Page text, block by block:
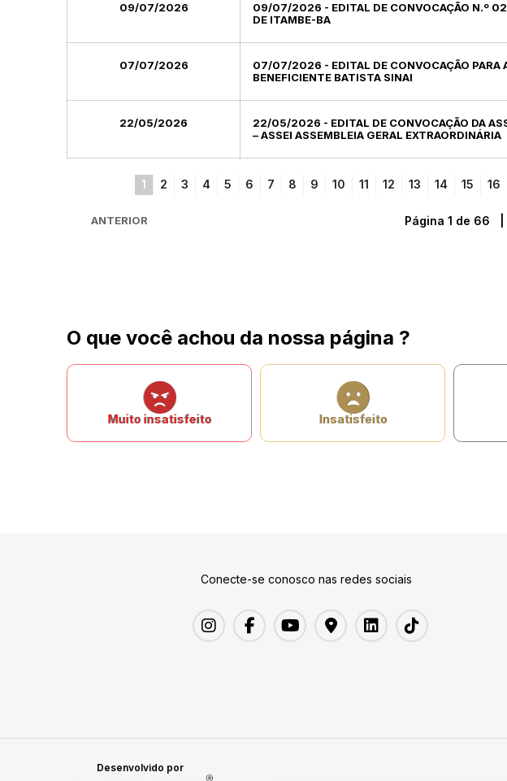
09/07/2026
09/07/2026 - EDITAL DE CONVOCAÇÃO N.º
DE ITAMBE-BA
07/07/2026
07/07/2026 - EDITAL DE CONVOCAÇÃO PARA
BENEFICIENTE BATISTA SINAI
22/05/2026
22/05/2026 - EDITAL DE CONVOCAÇÃO DA
– ASSEI ASSEMBLEIA GERAL EXTRAORDINÁRIA
1 2 3 4 5 6 7 8 9 10 11 12 13 14 15 16
ANTERIOR Página 1 de 66
O que você achou da nossa página ?
Muito insatisfeito Insatisfeito
Conecte-se conosco nas redes sociais
Desenvolvido por